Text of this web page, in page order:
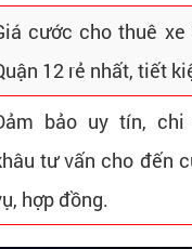
cước cho thuê
12 rẻ nhất, tiết
bảo uy tín,
tư vấn cho đến
hợp đồng.